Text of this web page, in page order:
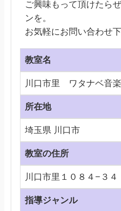
ご興味もって頂けたら
ンを。
お気軽にお問い合わせ
教室名
川口市里 ワタナベ音
所在地
埼玉県 川口市
教室の住所
川口市里１０８４−３４
指導ジャンル